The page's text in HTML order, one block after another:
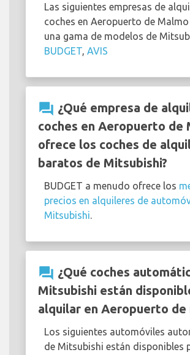
Las siguientes empresas de
coches en Aeropuerto de
una gama de modelos de
BUDGET, AVIS
question_answer ¿Qué empresa de
coches en Aeropuerto de
ofrece los coches de
baratos de Mitsubishi?
BUDGET a menudo ofrece los
precios en alquileres de
Mitsubishi.
question_answer ¿Qué coches
Mitsubishi están
alquilar en Aeropuerto de
Los siguientes automóviles
de Mitsubishi están disponibles